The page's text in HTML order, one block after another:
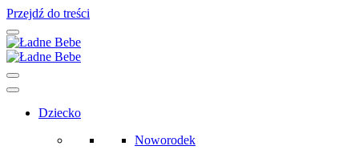
Przejdź do treści
Main
Navigation
Dziecko
Noworodek